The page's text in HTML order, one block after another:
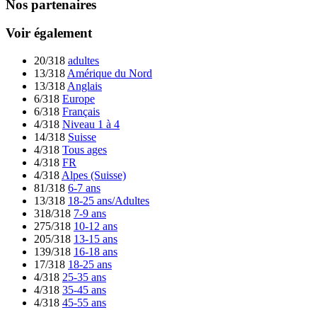
Nos partenaires
Voir également
20/318 adultes
13/318 Amérique du Nord
13/318 Anglais
6/318 Europe
6/318 Français
4/318 Niveau 1 à 4
14/318 Suisse
4/318 Tous ages
4/318 FR
4/318 Alpes (Suisse)
81/318 6-7 ans
13/318 18-25 ans/Adultes
318/318 7-9 ans
275/318 10-12 ans
205/318 13-15 ans
139/318 16-18 ans
17/318 18-25 ans
4/318 25-35 ans
4/318 35-45 ans
4/318 45-55 ans